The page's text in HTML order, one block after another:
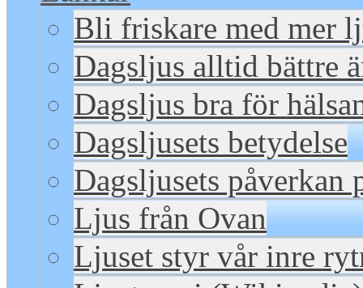
Bli friskare med mer
Dagsljus alltid bättre
Dagsljus bra för
Dagsljusets betydelse
Dagsljusets påverkan
Ljus från Ovan
Ljuset styr vår inre